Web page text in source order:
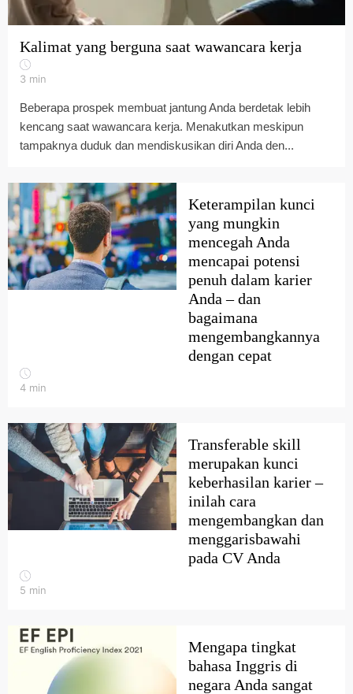
Kalimat yang berguna saat wawancara kerja
3 min
Beberapa prospek membuat jantung Anda berdetak lebih
kencang saat wawancara kerja. Menakutkan meskipun
tampaknya duduk dan mendiskusikan diri Anda den...
Keterampilan kunci
yang mungkin
mencegah Anda
mencapai potensi
penuh dalam karier
Anda – dan
bagaimana
mengembangkannya
dengan cepat
4 min
Transferable skill
merupakan kunci
keberhasilan karier –
inilah cara
mengembangkan dan
menggarisbawahi
pada CV Anda
5 min
Mengapa tingkat
bahasa Inggris di
negara Anda sangat